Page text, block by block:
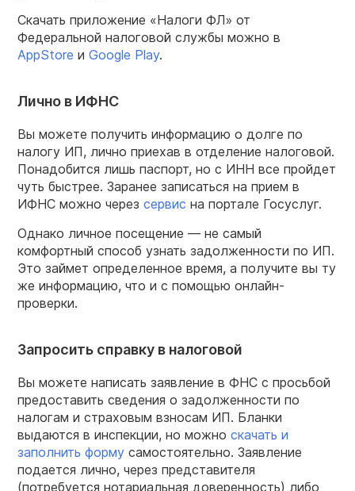
Скачать приложение «Налоги ФЛ» от
Федеральной налоговой службы можно в
AppStore и Google Play.
Лично в ИФНС
Вы можете получить информацию о долге по
налогу ИП, лично приехав в отделение налоговой.
Понадобится лишь паспорт, но с ИНН все пройдет
чуть быстрее. Заранее записаться на прием в
ИФНС можно через сервис на портале Госуслуг.
Однако личное посещение — не самый
комфортный способ узнать задолженности по ИП.
Это займет определенное время, а получите вы ту
же информацию, что и с помощью онлайн-
проверки.
Запросить справку в налоговой
Вы можете написать заявление в ФНС с просьбой
предоставить сведения о задолженности по
налогам и страховым взносам ИП. Бланки
выдаются в инспекции, но можно скачать и
заполнить форму самостоятельно. Заявление
подается лично, через представителя
(потребуется нотариальная доверенность) либо